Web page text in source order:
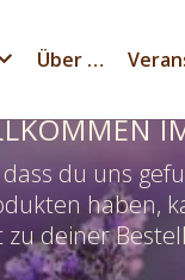
Über …
dass du uns
haben,
zu deiner